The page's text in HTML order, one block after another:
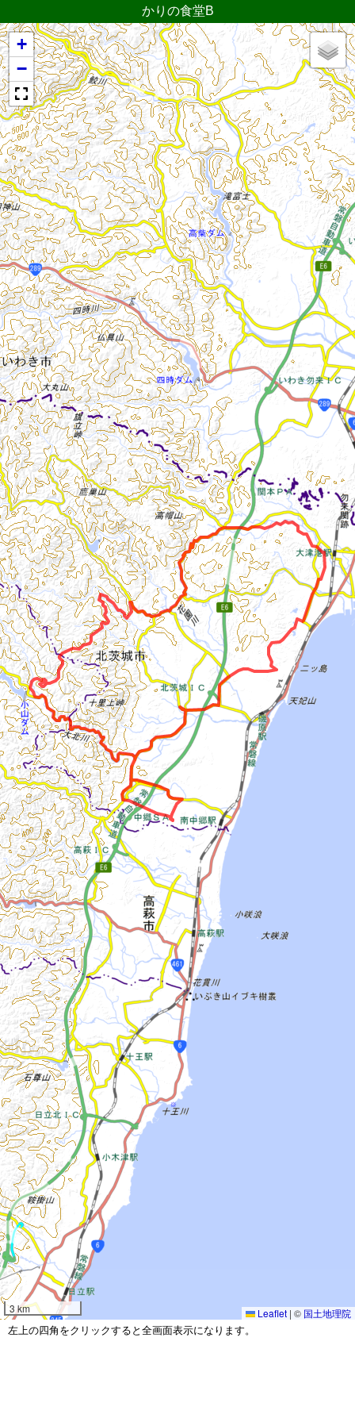
かりの食堂B
+
−
3 km Leaflet | © 国土地理院
左上の四角をクリックすると全画面表示になります。